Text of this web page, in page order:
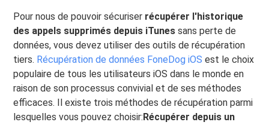
Pour nous de pouvoir sécuriser récupérer l'historique
des appels supprimés depuis iTunes sans perte de
données, vous devez utiliser des outils de récupération
tiers. Récupération de données FoneDog iOS est le choix
populaire de tous les utilisateurs iOS dans le monde en
raison de son processus convivial et de ses méthodes
efficaces. Il existe trois méthodes de récupération parmi
lesquelles vous pouvez choisir:Récupérer depuis un